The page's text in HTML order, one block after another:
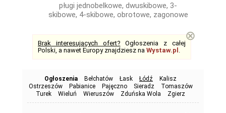
pługi jednobelkowe, dwuskibowe, 3-
skibowe, 4-skibowe, obrotowe, zagonowe
Brak interesujących ofert? Ogłoszenia z całej
Polski, a nawet Europy znajdziesz na Wystaw.pl .
⊗
Ogłoszenia Bełchatów Łask Łódź
Kalisz
Ostrzeszów
Pabianice Pajęczno Sieradz
Tomaszów
Turek
Wieluń Wieruszów Zduńska Wola Zgierz